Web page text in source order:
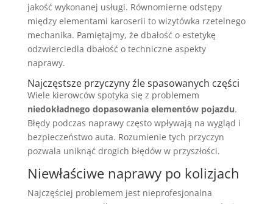
jakość wykonanej usługi. Równomierne odstępy
między elementami karoserii to wizytówka rzetelnego
mechanika. Pamiętajmy, że dbałość o estetykę
odzwierciedla dbałość o techniczne aspekty
naprawy.
Najczęstsze przyczyny źle spasowanych części
Wiele kierowców spotyka się z problemem
niedokładnego dopasowania elementów pojazdu.
Błędy podczas naprawy często wpływają na wygląd i
bezpieczeństwo auta. Rozumienie tych przyczyn
pozwala uniknąć drogich błędów w przyszłości.
Niewłaściwe naprawy po kolizjach
Najczęściej problemem jest nieprofesjonalna